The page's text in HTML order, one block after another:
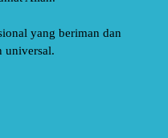
yang beriman dan
universal.